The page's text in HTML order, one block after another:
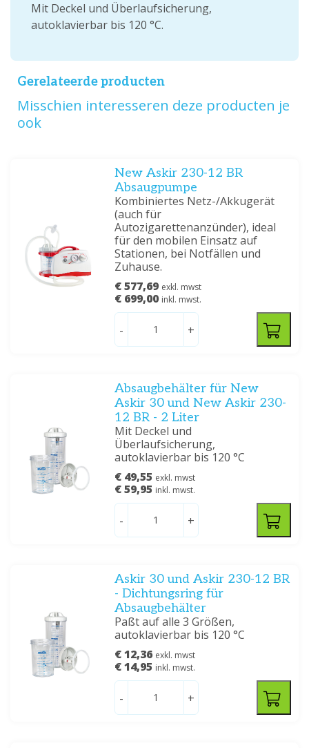
Mit Deckel und Überlaufsicherung,
autoklavierbar bis 120 °C.
Gerelateerde producten
Misschien interesseren deze producten je
ook
New Askir 230-12 BR
Absaugpumpe
Kombiniertes Netz-/Akkugerät
(auch für
Autozigarettenanzünder), ideal
für den mobilen Einsatz auf
Stationen, bei Notfällen und
Zuhause.
€ 577,69 exkl. mwst
€ 699,00 inkl. mwst.
- +
Absaugbehälter für New
Askir 30 und New Askir 230-
12 BR - 2 Liter
Mit Deckel und
Überlaufsicherung,
autoklavierbar bis 120 °C
€ 49,55 exkl. mwst
€ 59,95 inkl. mwst.
- +
Askir 30 und Askir 230-12 BR
- Dichtungsring für
Absaugbehälter
Paßt auf alle 3 Größen,
autoklavierbar bis 120 °C
€ 12,36 exkl. mwst
€ 14,95 inkl. mwst.
- +